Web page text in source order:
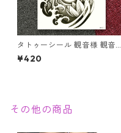
タトゥーシール 観音様 観音像
観音菩薩 仏像 ブッダ 仏様 ほ
とけ 仏 蓮 仏教 慈悲 リアル 入
¥420
その他の商品